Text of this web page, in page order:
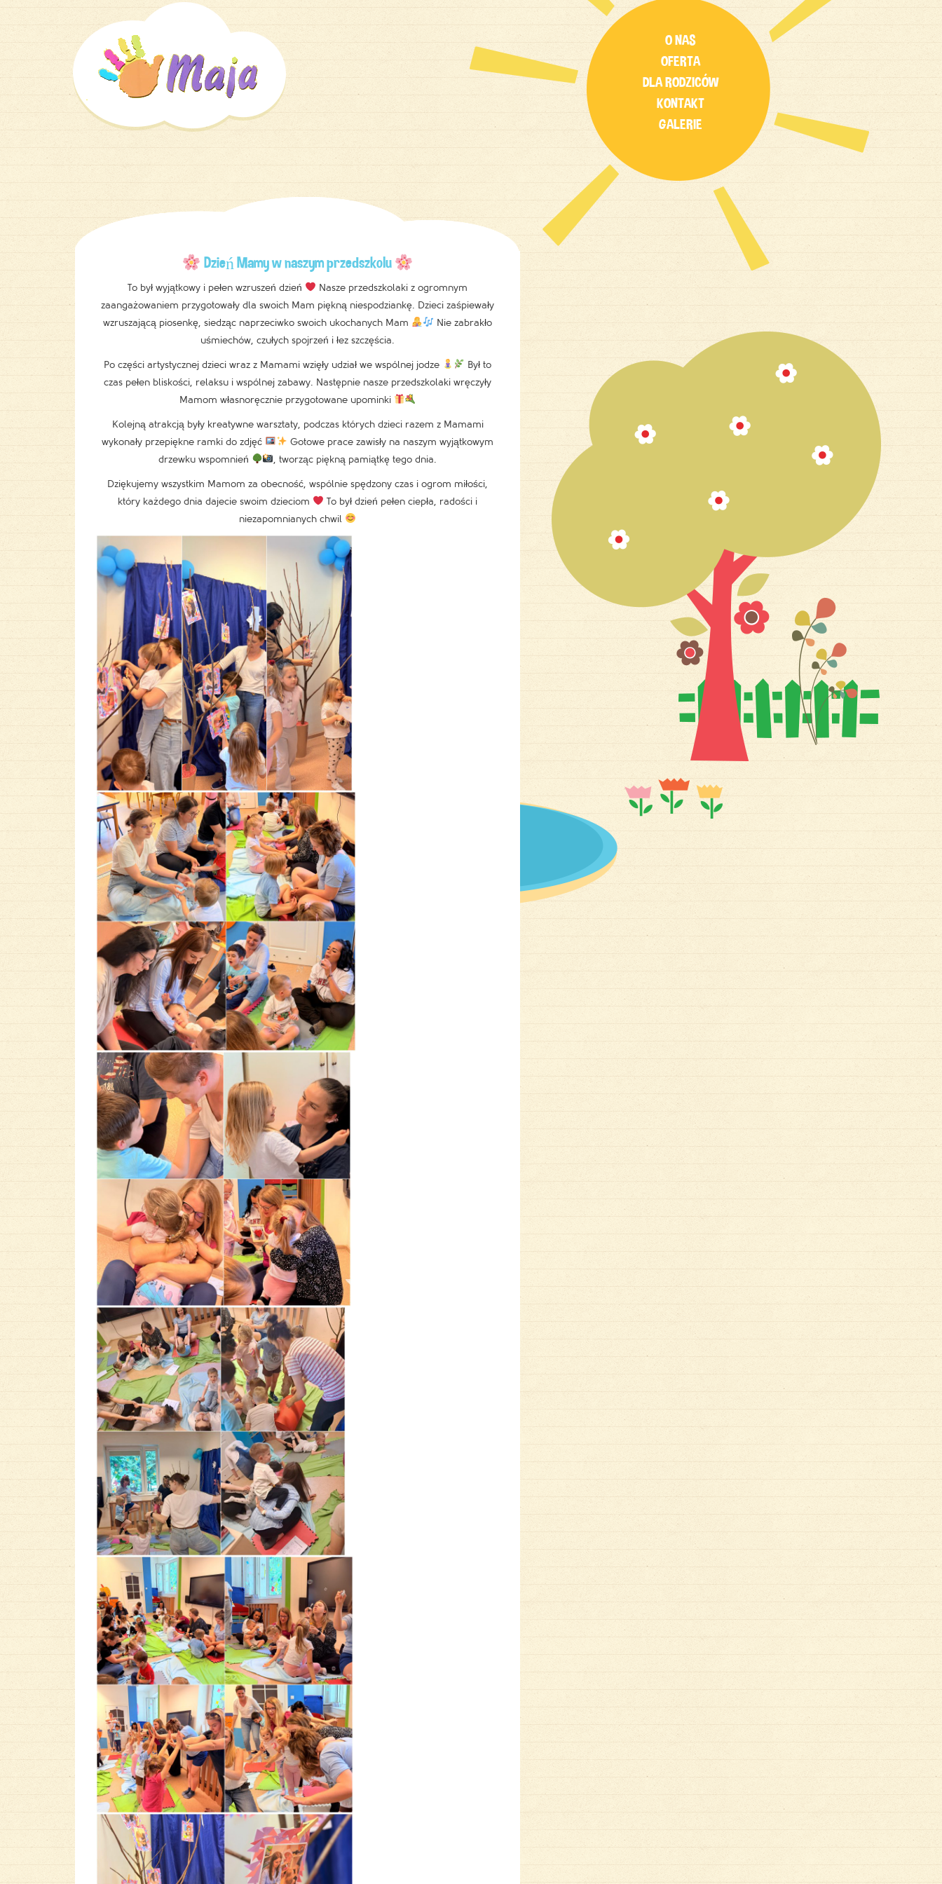
O NAS
OFERTA
DLA RODZICÓW
KONTAKT
GALERIE
Dzień Mamy w naszym przedszkolu
To był wyjątkowy i pełen wzruszeń dzień
Nasze przedszkolaki z ogromnym
zaangażowaniem przygotowały dla swoich Mam piękną niespodziankę. Dzieci zaśpiewały
wzruszającą piosenkę, siedząc naprzeciwko swoich ukochanych Mam
Nie zabrakło
uśmiechów, czułych spojrzeń i łez szczęścia.
Po części artystycznej dzieci wraz z Mamami wzięły udział we wspólnej jodze
Był to
czas pełen bliskości, relaksu i wspólnej zabawy. Następnie nasze przedszkolaki wręczyły
Mamom własnoręcznie przygotowane upominki
Kolejną atrakcją były kreatywne warsztaty, podczas których dzieci razem z Mamami
wykonały przepiękne ramki do zdjęć
Gotowe prace zawisły na naszym wyjątkowym
drzewku wspomnień
, tworząc piękną pamiątkę tego dnia.
Dziękujemy wszystkim Mamom za obecność, wspólnie spędzony czas i ogrom miłości,
który każdego dnia dajecie swoim dzieciom
To był dzień pełen ciepła, radości i
niezapomnianych chwil